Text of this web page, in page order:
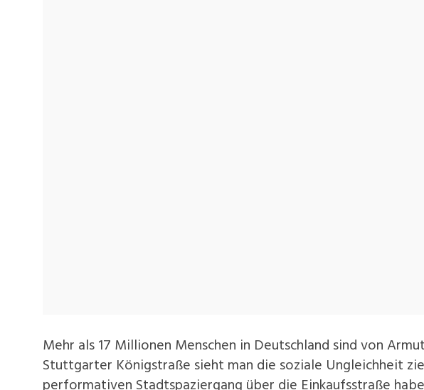
Mehr als 17 Millionen Menschen in Deutschland sind von
Stuttgarter Königstraße sieht man die soziale Ungleichheit
performativen Stadtspaziergang über die Einkaufsstraße